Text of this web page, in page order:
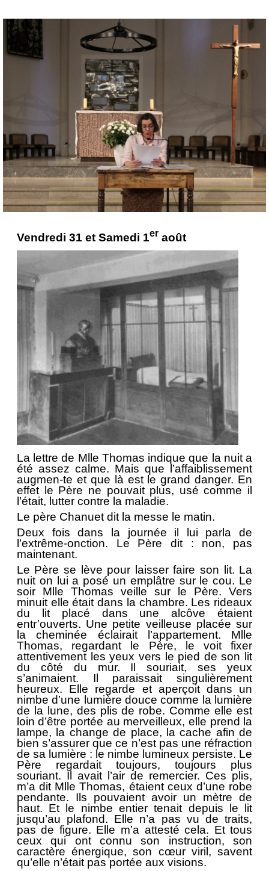
Vendredi 31 et Samedi 1er août
La lettre de Mlle Thomas indique que la nuit a
été assez calme. Mais que l’affaiblissement
augmen-te et que là est le grand danger. En
effet le Père ne pouvait plus, usé comme il
l’était, lutter contre la maladie.
Le père Chanuet dit la messe le matin.
Deux fois dans la journée il lui parla de
l’extrême-onction. Le Père dit : non, pas
maintenant.
Le Père se lève pour laisser faire son lit. La
nuit on lui a posé un emplâtre sur le cou. Le
soir Mlle Thomas veille sur le Père. Vers
minuit elle était dans la chambre. Les rideaux
du lit placé dans une alcôve étaient
entr’ouverts. Une petite veilleuse placée sur
la cheminée éclairait l’appartement. Mlle
Thomas, regardant le Père, le voit fixer
attentivement les yeux vers le pied de son lit
du côté du mur. Il souriait, ses yeux
s’animaient. Il paraissait singulièrement
heureux. Elle regarde et aperçoit dans un
nimbe d’une lumière douce comme la lumière
de la lune, des plis de robe. Comme elle est
loin d’être portée au merveilleux, elle prend la
lampe, la change de place, la cache afin de
bien s’assurer que ce n’est pas une réfraction
de sa lumière : le nimbe lumineux persiste. Le
Père regardait toujours, toujours plus
souriant. Il avait l’air de remercier. Ces plis,
m’a dit Mlle Thomas, étaient ceux d’une robe
pendante. Ils pouvaient avoir un mètre de
haut. Et le nimbe entier tenait depuis le lit
jusqu’au plafond. Elle n’a pas vu de traits,
pas de figure. Elle m’a attesté cela. Et tous
ceux qui ont connu son instruction, son
caractère énergique, son cœur viril, savent
qu’elle n’était pas portée aux visions.